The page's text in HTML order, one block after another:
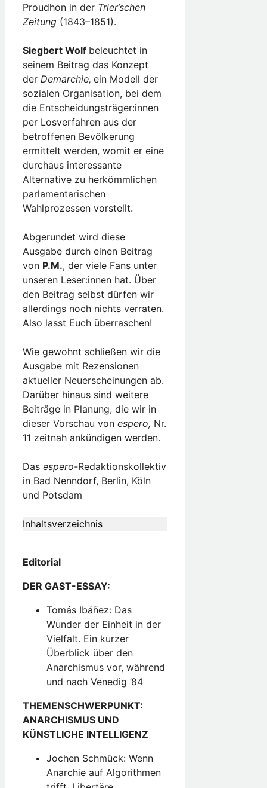
Proudhon in der Trier’schen
Zeitung (1843–1851).
Siegbert Wolf beleuchtet in
seinem Beitrag das Konzept
der Demarchie, ein Modell der
sozialen Organisation, bei dem
die Entscheidungsträger:innen
per Losverfahren aus der
betroffenen Bevölkerung
ermittelt werden, womit er eine
durchaus interessante
Alternative zu herkömmlichen
parlamentarischen
Wahlprozessen vorstellt.
Abgerundet wird diese
Ausgabe durch einen Beitrag
von P.M., der viele Fans unter
unseren Leser:innen hat. Über
den Beitrag selbst dürfen wir
allerdings noch nichts verraten.
Also lasst Euch überraschen!
Wie gewohnt schließen wir die
Ausgabe mit Rezensionen
aktueller Neuerscheinungen ab.
Darüber hinaus sind weitere
Beiträge in Planung, die wir in
dieser Vorschau von espero, Nr.
11 zeitnah ankündigen werden.
Das espero-Redaktionskollektiv
in Bad Nenndorf, Berlin, Köln
und Potsdam
Inhaltsverzeichnis
Editorial
DER GAST-ESSAY:
Tomás Ibáñez: Das
Wunder der Einheit in der
Vielfalt. Ein kurzer
Überblick über den
Anarchismus vor, während
und nach Venedig ’84
THEMENSCHWERPUNKT:
ANARCHISMUS UND
KÜNSTLICHE INTELLIGENZ
Jochen Schmück: Wenn
Anarchie auf Algorithmen